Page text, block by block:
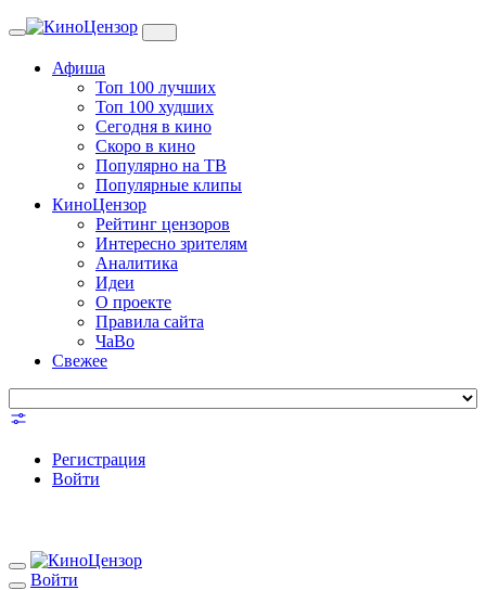
Toggle
Афиша
Топ 100 лучших
Топ 100 худших
Сегодня в кино
Скоро в кино
Популярно на ТВ
Популярные клипы
КиноЦензор
Рейтинг цензоров
Интересно зрителям
Аналитика
Идеи
О проекте
Правила сайта
ЧаВо
Свежее
Регистрация
Войти
Войти